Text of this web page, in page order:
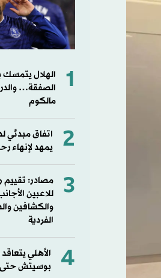
1
الهلال يتمسك
الصفقة…
مالكوم
2
اتفاق مبدئي
يمهد لإنهاء
3
مصادر: تقييم
للاعبين
والكشافين
الفردية
4
الأهلي
بوسيتش حتى